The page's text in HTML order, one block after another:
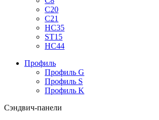
С20
С21
НС35
ST15
НС44
Профиль
Профиль G
Профиль S
Профиль K
Сэндвич-панели